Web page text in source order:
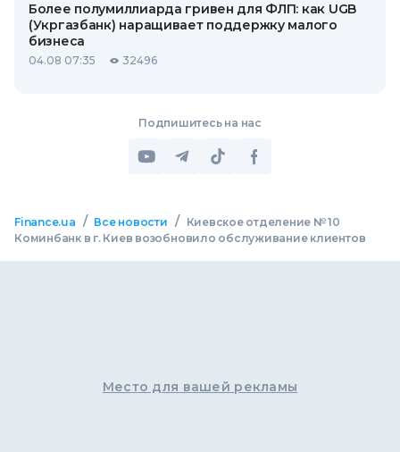
Более полумиллиарда гривен для ФЛП: как UGB
(Укргазбанк) наращивает поддержку малого
бизнеса
04.08 07:35 32496
Подпишитесь на нас
Finance.ua / Все новости /
Киевское отделение № 10
Коминбанк в г. Киев возобновило обслуживание клиентов
Место для вашей рекламы